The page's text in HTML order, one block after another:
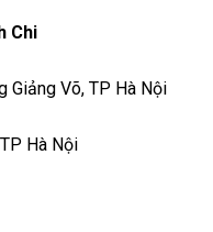
Chi
Giảng Võ, TP Hà Nội
Hà Nội